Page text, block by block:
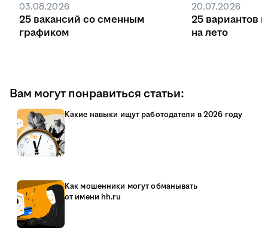
03.08.2026
25 вакансий со сменным
графиком
20.07.2026
25 вариантов
на лето
Вам могут понравиться статьи:
Какие навыки ищут работодатели в 2026 году
Как мошенники могут обманывать
от имени hh.ru